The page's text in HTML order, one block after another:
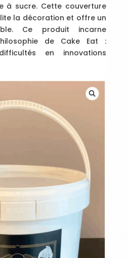
à sucre. Cette couverture
la décoration et offre un
Ce produit incarne
de Cake Eat :
en innovations